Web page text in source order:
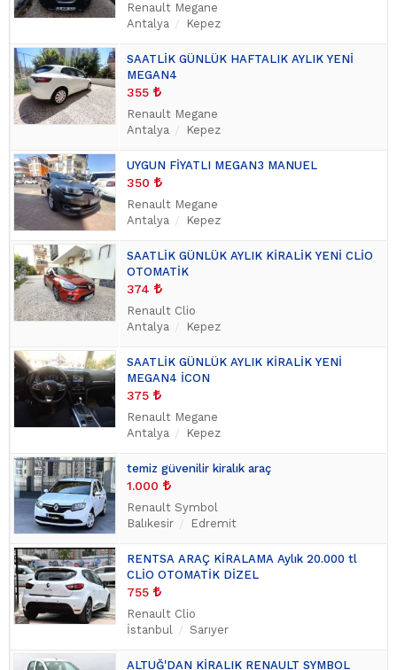
Renault Megane
Antalya
Kepez
SAATLİK GÜNLÜK HAFTALIK AYLIK YENİ
MEGAN4
355
Renault Megane
Antalya
Kepez
UYGUN FİYATLI MEGAN3 MANUEL
350
Renault Megane
Antalya
Kepez
SAATLİK GÜNLÜK AYLIK KİRALİK YENİ CLİO
OTOMATİK
374
Renault Clio
Antalya
Kepez
SAATLİK GÜNLÜK AYLIK KİRALİK YENİ
MEGAN4 İCON
375
Renault Megane
Antalya
Kepez
temiz güvenilir kiralık araç
1.000
Renault Symbol
Balıkesir
Edremit
RENTSA ARAÇ KİRALAMA Aylık 20.000 tl
CLİO OTOMATİK DİZEL
755
Renault Clio
İstanbul
Sarıyer
ALTUĞ'DAN KİRALIK RENAULT SYMBOL